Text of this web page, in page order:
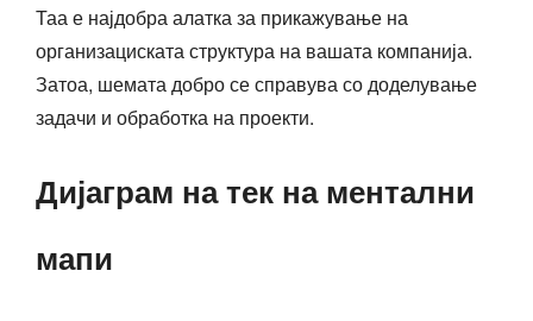
Таа е најдобра алатка за прикажување на
организациската структура на вашата компанија.
Затоа, шемата добро се справува со доделување
задачи и обработка на проекти.
Дијаграм на тек на ментални
мапи